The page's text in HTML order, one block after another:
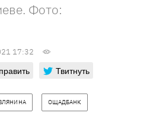
Фото:
17:32
Твитнуть
ОЩАДБАНК